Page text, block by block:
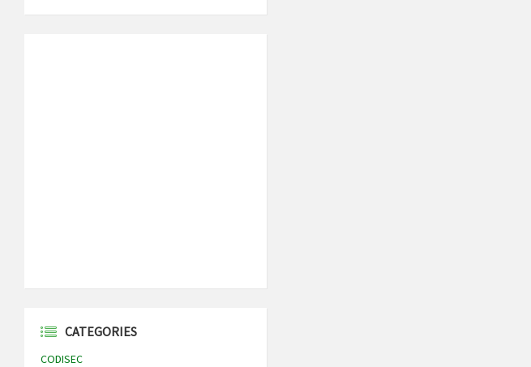
CATEGORIES
CODISEC